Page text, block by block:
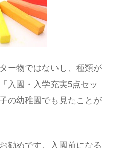
ー物ではないし、種類が
入園・入学充実5点セッ
の幼稚園でも見たことが
勧めです。入園前になる